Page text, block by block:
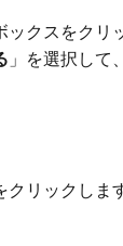
クスをクリ
」を選択して、
リックします